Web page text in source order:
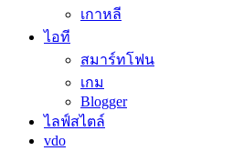
เกาหลี
ไอที
สมาร์ทโฟน
เกม
Blogger
ไลฟ์สไตล์
vdo